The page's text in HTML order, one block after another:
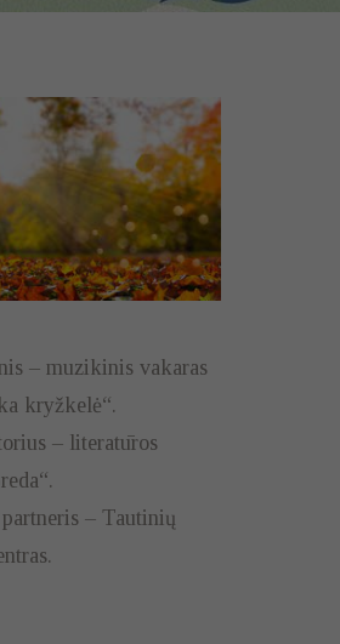
– muzikinis vakaras
kryžkelė“.
– literatūros
– Tautinių